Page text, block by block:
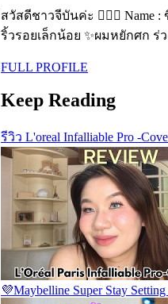
สวัสดีชาวจีบันค่ะ 👱🏻‍♀️
ริ้วรอยเล็กน้อย ✨ผมหยักศก ร่ว
FULL PROFILE
Keep Reading
รีวิว L'oreal Infalliable Pro -
💜Maybelline Super Stay